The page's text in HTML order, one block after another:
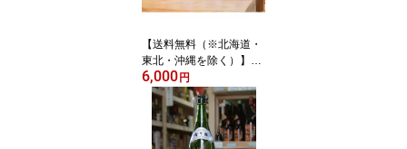
【送料無料（※北海道・
東北・沖縄を除く）】梅
乃宿7種類の中からお好
みの3本を選べる 飲み
比べ720mlx3本セット！
6,000 円